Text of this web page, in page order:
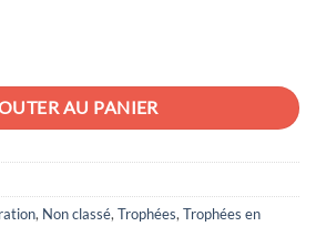
Chien
AU PANIER
, Non classé, Trophées, Trophées en